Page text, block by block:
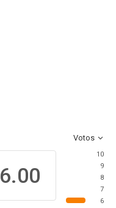
Votos
6.00
10
9
8
7
6